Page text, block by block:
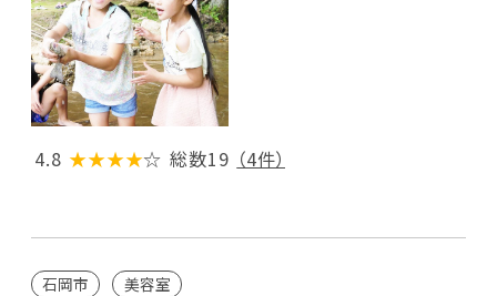
4.8 ★★★★☆ 総数19 （4件）
石岡市 美容室